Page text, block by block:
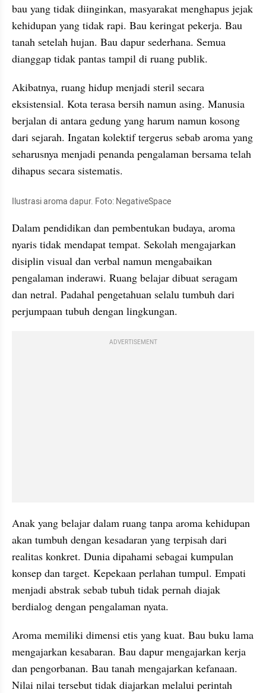
bau yang tidak diinginkan, masyarakat menghapus jejak
kehidupan yang tidak rapi. Bau keringat pekerja. Bau
tanah setelah hujan. Bau dapur sederhana. Semua
dianggap tidak pantas tampil di ruang publik.
Akibatnya, ruang hidup menjadi steril secara
eksistensial. Kota terasa bersih namun asing. Manusia
berjalan di antara gedung yang harum namun kosong
dari sejarah. Ingatan kolektif tergerus sebab aroma yang
seharusnya menjadi penanda pengalaman bersama telah
dihapus secara sistematis.
Ilustrasi aroma dapur. Foto: NegativeSpace
Dalam pendidikan dan pembentukan budaya, aroma
nyaris tidak mendapat tempat. Sekolah mengajarkan
disiplin visual dan verbal namun mengabaikan
pengalaman inderawi. Ruang belajar dibuat seragam
dan netral. Padahal pengetahuan selalu tumbuh dari
perjumpaan tubuh dengan lingkungan.
ADVERTISEMENT
Anak yang belajar dalam ruang tanpa aroma kehidupan
akan tumbuh dengan kesadaran yang terpisah dari
realitas konkret. Dunia dipahami sebagai kumpulan
konsep dan target. Kepekaan perlahan tumpul. Empati
menjadi abstrak sebab tubuh tidak pernah diajak
berdialog dengan pengalaman nyata.
Aroma memiliki dimensi etis yang kuat. Bau buku lama
mengajarkan kesabaran. Bau dapur mengajarkan kerja
dan pengorbanan. Bau tanah mengajarkan kefanaan.
Nilai nilai tersebut tidak diajarkan melalui perintah